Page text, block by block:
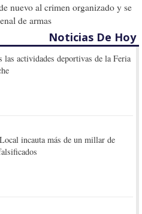
nuevo al crimen organizado y se
de armas
Noticias De Hoy
las actividades deportivas de la Feria
incauta más de un millar de